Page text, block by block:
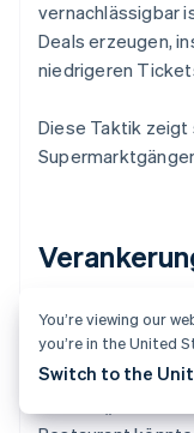
vernachlässigbar
Deals erzeugen,
niedrigeren
Diese Taktik zeigt
Ankern verwendet
tatsächlichen
zu lassen. Zum
You’re viewing our
you’re in the United
Switch to the